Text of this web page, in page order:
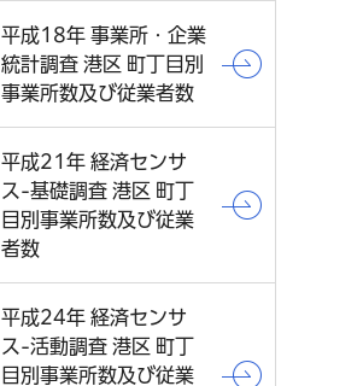
平成18年 事業所・企業
統計調査 港区 町丁目別
事業所数及び従業者数
平成21年 経済センサ
ス-基礎調査 港区 町丁
目別事業所数及び従業
者数
平成24年 経済センサ
ス-活動調査 港区 町丁
目別事業所数及び従業